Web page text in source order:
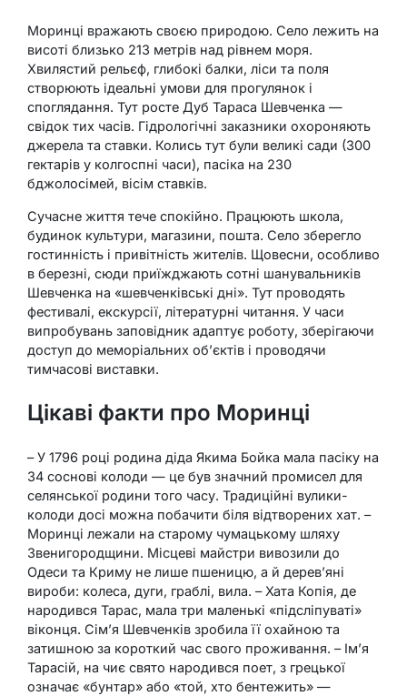
Моринці вражають своєю природою. Село лежить на
висоті близько 213 метрів над рівнем моря.
Хвилястий рельєф, глибокі балки, ліси та поля
створюють ідеальні умови для прогулянок і
споглядання. Тут росте Дуб Тараса Шевченка —
свідок тих часів. Гідрологічні заказники охороняють
джерела та ставки. Колись тут були великі сади (300
гектарів у колгоспні часи), пасіка на 230
бджолосімей, вісім ставків.
Сучасне життя тече спокійно. Працюють школа,
будинок культури, магазини, пошта. Село зберегло
гостинність і привітність жителів. Щовесни, особливо
в березні, сюди приїжджають сотні шанувальників
Шевченка на «шевченківські дні». Тут проводять
фестивалі, екскурсії, літературні читання. У часи
випробувань заповідник адаптує роботу, зберігаючи
доступ до меморіальних об’єктів і проводячи
тимчасові виставки.
Цікаві факти про Моринці
– У 1796 році родина діда Якима Бойка мала пасіку на
34 соснові колоди — це був значний промисел для
селянської родини того часу. Традиційні вулики-
колоди досі можна побачити біля відтворених хат. –
Моринці лежали на старому чумацькому шляху
Звенигородщини. Місцеві майстри вивозили до
Одеси та Криму не лише пшеницю, а й дерев’яні
вироби: колеса, дуги, граблі, вила. – Хата Копія, де
народився Тарас, мала три маленькі «підсліпуваті»
віконця. Сім’я Шевченків зробила її охайною та
затишною за короткий час свого проживання. – Ім’я
Тарасій, на чиє свято народився поет, з грецької
означає «бунтар» або «той, хто бентежить» —